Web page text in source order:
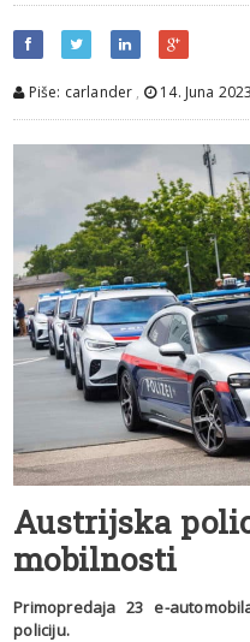
Piše: carlander , 14. Juna
Austrijska
mobilnosti
Primopredaja 23 e-
policiju.